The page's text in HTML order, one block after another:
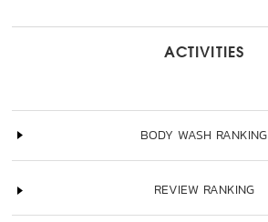
ACTIVITIES
BODY WASH RANKING
REVIEW RANKING